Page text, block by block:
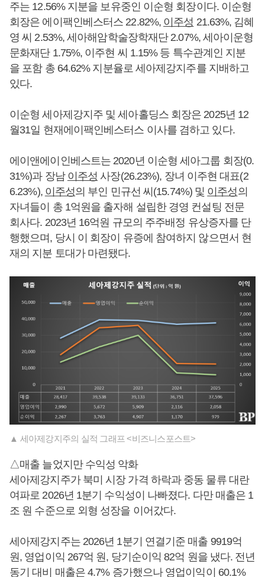
주는 12.56% 지분을 보유중인 이순형 회장이다. 이순형
회장은 에이팩인베스터스 22.82%, 이주성 21.63%, 김혜
영 씨 2.53%, 세아해암학술장학재단 2.07%, 세아이운형
문화재단 1.75%, 이주현 씨 1.15% 등 특수관계인 지분
을 포함 총 64.62% 지분율로 세아제강지주를 지배하고
있다.
이순형 세아제강지주 및 세아홀딩스 회장은 2025년 12
월31일 현재에이팩인베스터스 이사를 겸하고 있다.
에이앤에이인베스트는 2020년 이순형 세아그룹 회장(0.
31%)과 장남 이주성 사장(26.23%), 장녀 이주현 대표(2
6.23%), 이주성의 부인 민규선 씨(15.74%) 및 이주성의
자녀들이 총 1억원을 출자해 설립한 경영 컨설팅 전문
회사다. 2023년 16억원 규모의 주주배정 유상증자를 단
행했으며, 당시 이 회장이 유증에 참여하지 않으면서 현
재의 지분 토대가 마련됐다.
▲ 세아제강지주의 실적 그래프 <비즈니스포스트>
△매출 늘었지만 수익성 악화
세아제강지주가 북미 시장 가격 하락과 중동 물류 대란
여파로 2026년 1분기 수익성이 나빠졌다. 다만 매출은 1
조 원 수준으로 외형 성장을 이어갔다.
세아제강지주는 2026년 1분기 연결기준 매출 9919억
원, 영업이익 267억 원, 당기순이익 82억 원을 냈다. 전년
동기 대비 매출은 4.7% 증가했으나 영업이익이 60.1%